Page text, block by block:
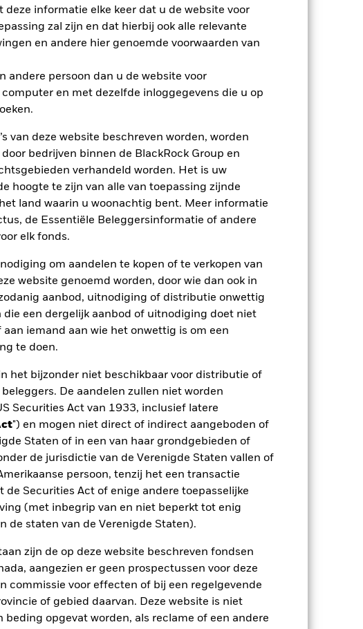
deze informatie elke keer dat u de website voor
zal zijn en dat hierbij ook alle relevante
en andere hier genoemde voorwaarden van
andere persoon dan u de website voor
en met dezelfde inloggegevens die u op
van deze website beschreven worden, worden
bedrijven binnen de BlackRock Group en
verhandeld worden. Het is uw
hoogte te zijn van alle van toepassing zijnde
land waarin u woonachtig bent. Meer informatie
de Essentiële Beleggersinformatie of andere
elk fonds.
om aandelen te kopen of te verkopen van
website genoemd worden, door wie dan ook in
aanbod, uitnodiging of distributie onwettig
die een dergelijk aanbod of uitnodiging doet niet
iemand aan wie het onwettig is om een
te doen.
het bijzonder niet beschikbaar voor distributie of
De aandelen zullen niet worden
Securities Act van 1933, inclusief latere
") en mogen niet direct of indirect aangeboden of
Staten of in een van haar grondgebieden of
de jurisdictie van de Verenigde Staten vallen of
persoon, tenzij het een transactie
Securities Act of enige andere toepasselijke
(met inbegrip van en niet beperkt tot enig
de staten van de Verenigde Staten).
zijn de op deze website beschreven fondsen
aangezien er geen prospectussen voor deze
commissie voor effecten of bij een regelgevende
of gebied daarvan. Deze website is niet
beding opgevat worden, als reclame of een andere
12 maanden
van het verlies of de winst per jaar over de
(%)
2022 2023 2024 2025
Instap-/uitstapvergoedingen worden niet in
verleden.In het verleden behaalde resultaten
Markten kunnen zich in de toekomst heel
het fonds in het verleden werd beheerd
uw belegging kan stijgen of dalen als gevolg
een andere valuta dan die gebruikt in de